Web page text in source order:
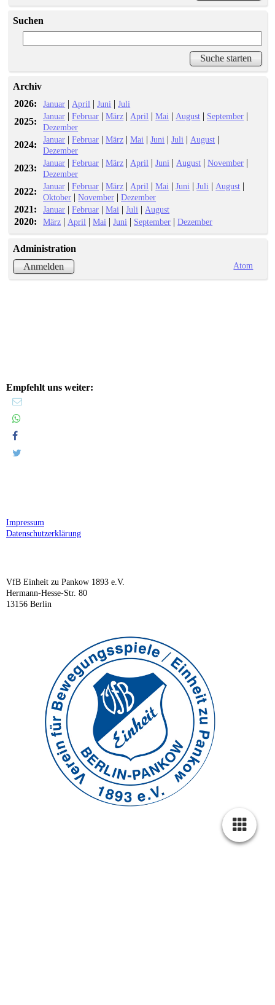
Suchen
Archiv
2026:
Januar | April |Juni |Juli
2025: Januar |Februar |März | April |Mai | August | September |
Dezember
2024: Januar |Februar |März |Mai |Juni |Juli | August |
Dezember
2023: Januar |Februar |März | April |Juni | August |November |
Dezember
2022: Januar |Februar |März | April |Mai |Juni |Juli | August |
Oktober |November |Dezember
2021: Januar |Februar |Mai |Juli | August
2020: März | April |Mai |Juni | September |Dezember
Administration
Anmelden
Atom
Empfehlt uns weiter:
Impressum
Datenschutzerklärung
VfB Einheit zu Pankow 1893 e.V.
Hermann-Hesse-Str. 80
13156 Berlin